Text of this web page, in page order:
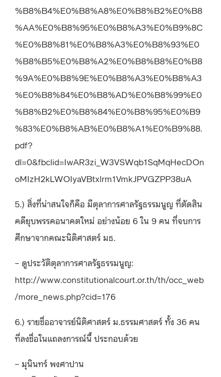
%B8%B4%E0%B8%A8%E0%B8%B2%E0%B8
%AA%E0%B8%95%E0%B8%A3%E0%B9%8C
%E0%B8%81%E0%B8%A3%E0%B8%93%E0
%B8%B5%E0%B8%A2%E0%B8%B8%E0%B8
%9A%E0%B8%9E%E0%B8%A3%E0%B8%A3
%E0%B8%84%E0%B8%AD%E0%B8%99%E0
%B8%B2%E0%B8%84%E0%B8%95%E0%B9
%83%E0%B8%AB%E0%B8%A1%E0%B9%88.
pdf?
dl=0&fbclid=IwAR3zi_W3VSWqb1SqMqHecDOn
oMIzH2kLWOIyaVBtxlrm1VmkJPVGZPP38uA
5.) สิ่งที่น่าสนใจก็คือ มีตุลาการศาลรัฐธรรมนูญ ที่ตัดสิน
คดียุบพรรคอนาคตใหม่ อย่างน้อย 6 ใน 9 คน ที่จบการ
ศึกษาจากคณะนิติศาสตร์ มธ.
– ดูประวัติตุลาการศาลรัฐธรรมนูญ:
http://www.constitutionalcourt.or.th/th/occ_web
/more_news.php?cid=176
6.) รายชื่ออาจารย์นิติศาสตร์ ม.ธรรมศาสตร์ ทั้ง 36 คน
ที่ลงชื่อในแถลงการณ์นี้ ประกอบด้วย
– มุนินทร์ พงศาปาน